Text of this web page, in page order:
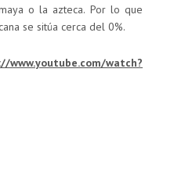
o la azteca. Por lo que
se sitúa cerca del 0%.
www.youtube.com/watch?